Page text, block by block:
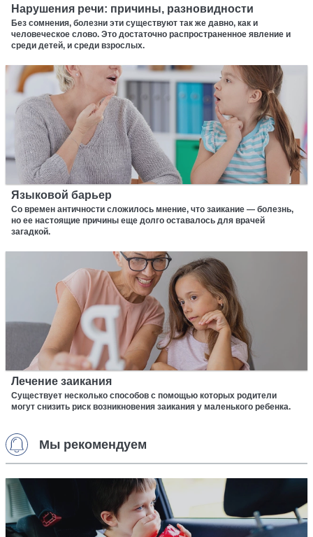
Нарушения речи: причины, разновидности
Без сомнения, болезни эти существуют так же давно, как и
человеческое слово. Это достаточно распространенное явление и
среди детей, и среди взрослых.
Языковой барьер
Со времен античности сложилось мнение, что заикание — болезнь,
но ее настоящие причины еще долго оставалось для врачей
загадкой.
Лечение заикания
Существует несколько способов с помощью которых родители
могут снизить риск возникновения заикания у маленького ребенка.
Мы рекомендуем